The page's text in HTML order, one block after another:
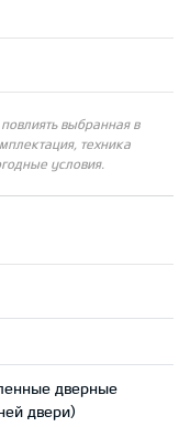
выбранная в
техника
условия.
дверные
двери)